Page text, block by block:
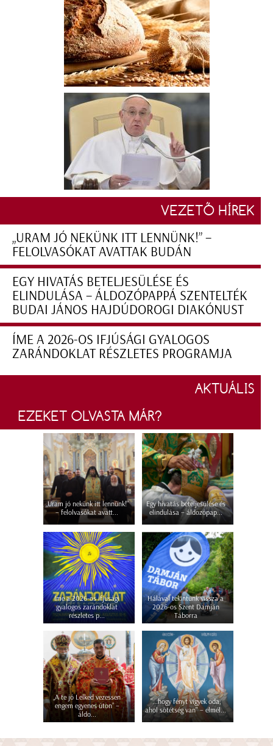
VEZETŐ HÍREK
„URAM JÓ NEKÜNK ITT LENNÜNK!” –
FELOLVASÓKAT AVATTAK BUDÁN
EGY HIVATÁS BETELJESÜLÉSE ÉS
ELINDULÁSA – ÁLDOZÓPAPPÁ SZENTELTÉK
BUDAI JÁNOS HAJDÚDOROGI DIAKÓNUST
ÍME A 2026-OS IFJÚSÁGI GYALOGOS
ZARÁNDOKLAT RÉSZLETES PROGRAMJA
AKTUÁLIS
EZEKET OLVASTA MÁR?
„Uram jó nekünk itt lennünk!”
– felolvasókat avatt...
Egy hivatás beteljesülése és
elindulása – áldozópap...
Íme a 2026-os ifjúsági
gyalogos zarándoklat
részletes p...
Hálával tekintünk vissza a
2026-os Szent Damján
Táborra
„A te jó Lelked vezessen
engem egyenes úton” –
áldo...
"...hogy fényt vigyek oda,
ahol sötétség van" – elmél...